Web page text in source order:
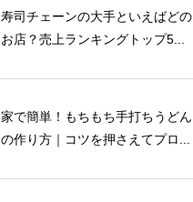
寿司チェーンの大手といえばどの
お店？売上ランキングトップ5...
家で簡単！もちもち手打ちうどん
の作り方｜コツを押さえてプロ...